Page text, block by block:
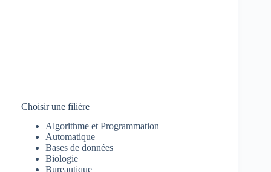
Choisir une filière
Algorithme et Programmation
Automatique
Bases de données
Biologie
Bureautique